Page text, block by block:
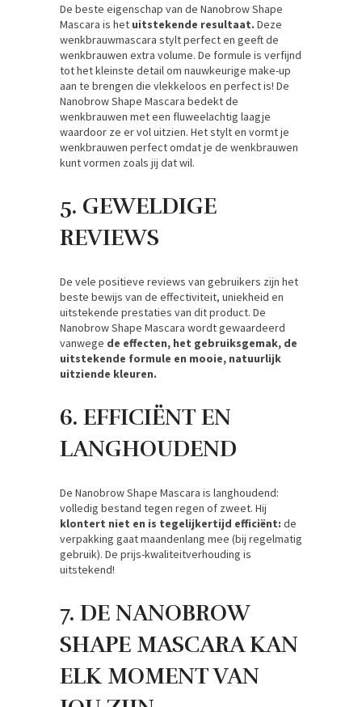
De beste eigenschap van de Nanobrow Shape
Mascara is het uitstekende resultaat. Deze
wenkbrauwmascara stylt perfect en geeft de
wenkbrauwen extra volume. De formule is verfijnd
tot het kleinste detail om nauwkeurige make-up
aan te brengen die vlekkeloos en perfect is! De
Nanobrow Shape Mascara bedekt de
wenkbrauwen met een fluweelachtig laagje
waardoor ze er vol uitzien. Het stylt en vormt je
wenkbrauwen perfect omdat je de wenkbrauwen
kunt vormen zoals jij dat wil.
5. GEWELDIGE
REVIEWS
De vele positieve reviews van gebruikers zijn het
beste bewijs van de effectiviteit, uniekheid en
uitstekende prestaties van dit product. De
Nanobrow Shape Mascara wordt gewaardeerd
vanwege de effecten, het gebruiksgemak, de
uitstekende formule en mooie, natuurlijk
uitziende kleuren.
6. EFFICIËNT EN
LANGHOUDEND
De Nanobrow Shape Mascara is langhoudend:
volledig bestand tegen regen of zweet. Hij
klontert niet en is tegelijkertijd efficiënt: de
verpakking gaat maandenlang mee (bij regelmatig
gebruik). De prijs-kwaliteitverhouding is
uitstekend!
7. DE NANOBROW
SHAPE MASCARA KAN
ELK MOMENT VAN